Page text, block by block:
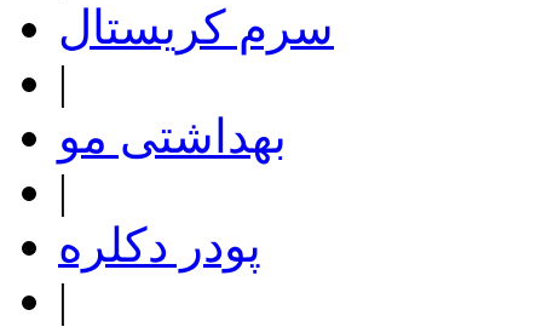
سرم کریستال
|
بهداشتی مو
|
پودر دکلره
|